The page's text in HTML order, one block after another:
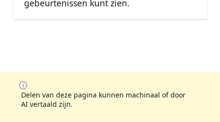
gebeurtenissen kunt zien.
Delen van deze pagina kunnen machinaal of door
AI vertaald zijn.